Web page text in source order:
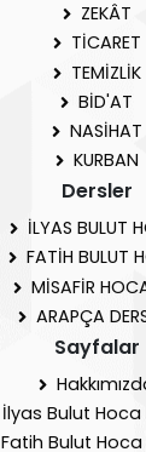
ZEKÂT
TİCARET
TEMİZLİK
BİD'AT
NASİHAT
KURBAN
Dersler
İLYAS BULUT
FATİH BULUT
MİSAFİR
ARAPÇA
Sayfalar
İlyas Bulut Hoca
Fatih Bulut Hoca